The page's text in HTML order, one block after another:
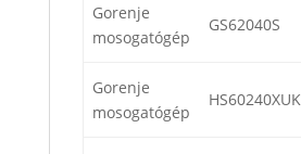
Gorenje
mosogatógép
GS62040S
Gorenje
mosogatógép
HS60240XUK